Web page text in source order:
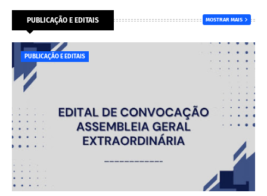
PUBLICAÇÃO E EDITAIS MOSTRAR MAIS
PUBLICAÇÃO E EDITAIS